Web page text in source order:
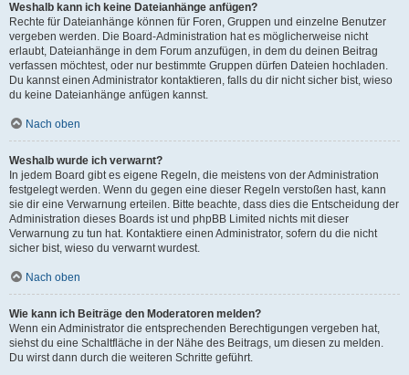
Weshalb kann ich keine Dateianhänge anfügen?
Rechte für Dateianhänge können für Foren, Gruppen und einzelne Benutzer
vergeben werden. Die Board-Administration hat es möglicherweise nicht
erlaubt, Dateianhänge in dem Forum anzufügen, in dem du deinen Beitrag
verfassen möchtest, oder nur bestimmte Gruppen dürfen Dateien hochladen.
Du kannst einen Administrator kontaktieren, falls du dir nicht sicher bist, wieso
du keine Dateianhänge anfügen kannst.
Nach oben
Weshalb wurde ich verwarnt?
In jedem Board gibt es eigene Regeln, die meistens von der Administration
festgelegt werden. Wenn du gegen eine dieser Regeln verstoßen hast, kann
sie dir eine Verwarnung erteilen. Bitte beachte, dass dies die Entscheidung der
Administration dieses Boards ist und phpBB Limited nichts mit dieser
Verwarnung zu tun hat. Kontaktiere einen Administrator, sofern du die nicht
sicher bist, wieso du verwarnt wurdest.
Nach oben
Wie kann ich Beiträge den Moderatoren melden?
Wenn ein Administrator die entsprechenden Berechtigungen vergeben hat,
siehst du eine Schaltfläche in der Nähe des Beitrags, um diesen zu melden.
Du wirst dann durch die weiteren Schritte geführt.